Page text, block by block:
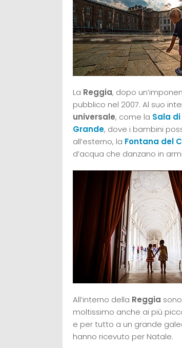
La Reggia, dopo
pubblico nel 2007. Al suo
universale, come la Sala
Grande, dove i bambini
all’esterno, la Fontana del
d’acqua che danzano in
All’interno della Reggia
moltissimo anche ai più
e per tutto a un grande
hanno ricevuto per Natale.